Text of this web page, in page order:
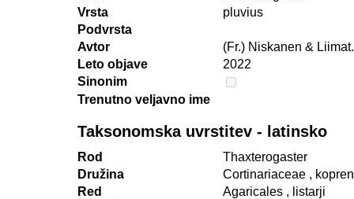
Vrsta
pluvius
Podvrsta
Avtor
(Fr.) Niskanen & Liimat.
Leto objave
2022
Sinonim
Trenutno veljavno ime
Taksonomska uvrstitev - latinsko
Rod
Thaxterogaster
Družina
Cortinariaceae ,
Red
Agaricales , listarji